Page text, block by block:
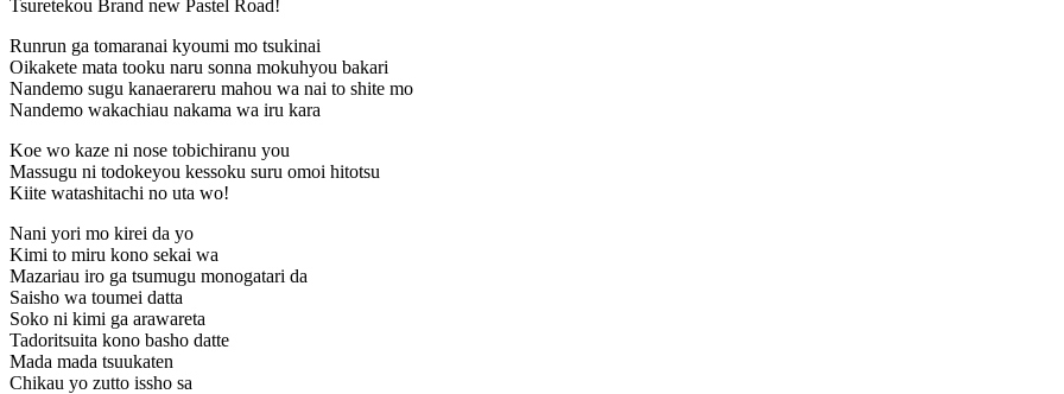
Tsuretekou Brand new Pastel Road!
Runrun ga tomaranai kyoumi mo tsukinai
Oikakete mata tooku naru sonna mokuhyou bakari
Nandemo sugu kanaerareru mahou wa nai to shite mo
Nandemo wakachiau nakama wa iru kara
Koe wo kaze ni nose tobichiranu you
Massugu ni todokeyou kessoku suru omoi hitotsu
Kiite watashitachi no uta wo!
Nani yori mo kirei da yo
Kimi to miru kono sekai wa
Mazariau iro ga tsumugu monogatari da
Saisho wa toumei datta
Soko ni kimi ga arawareta
Tadoritsuita kono basho datte
Mada mada tsuukaten
Chikau yo zutto issho sa